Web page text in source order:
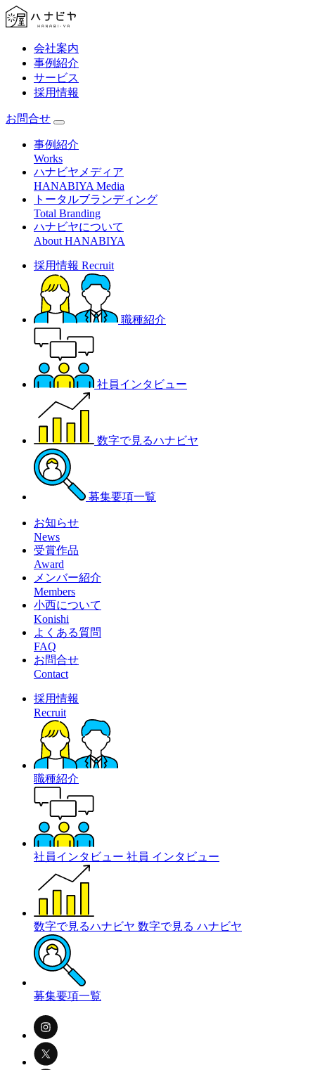
会社案内
事例紹介
サービス
採用情報
お問合せ
事例紹介
Works
ハナビヤメディア
HANABIYA Media
トータルブランディング
Total Branding
ハナビヤについて
About HANABIYA
採用情報 Recruit
職種紹介
社員インタビュー
数字で見るハナビヤ
募集要項一覧
お知らせ
News
受賞作品
Award
メンバー紹介
Members
小西について
Konishi
よくある質問
FAQ
お問合せ
Contact
採用情報
Recruit
職種紹介
社員インタビュー 社員 インタビュー
数字で見るハナビヤ 数字で見る ハナビヤ
募集要項一覧